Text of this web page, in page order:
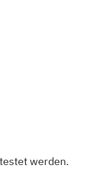
werden.